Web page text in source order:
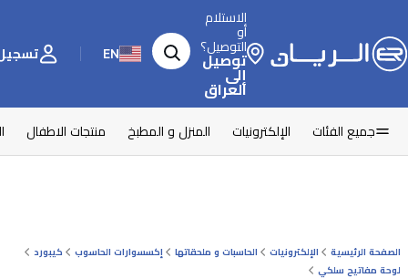
الاستلام
أو
التوصيل؟
توصيل
إلى
العراق
EN تسجيل
جميع الفئات الإلكترونيات المنزل و المطبخ منتجات الاطفال
الصفحة الرئيسية الإلكترونيات الحاسبات و ملحقاتها إكسسوارات الحاسوب
كيبورد
لوحة مفاتيح سلكي